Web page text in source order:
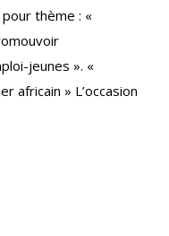
thème : «
jeunes ». «
africain » L’occasion